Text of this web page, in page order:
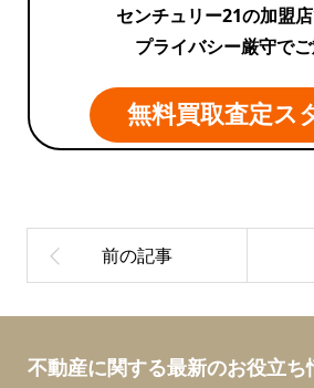
センチュリー21の加盟店
プライバシー厳守でご
無料買取査定ス
不動産に関する最新のお役立ち